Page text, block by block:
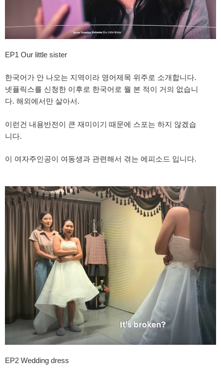
EP1 Our little sister
한국어가 안 나오는 지역이라 영어제목 위주로 소개합니다.
넷플릭스를 신청한 이후로 한국어로 뭘 본 적이 거의 없습니
다. 해외에서만 살아서.
이런건 내용반전이 큰 재미이기 때문에 스포는 하지 않겠습
니다.
이 여자주인공이 여동생과 관련해서 겪는 에피소드 입니다.
EP2 Wedding dress